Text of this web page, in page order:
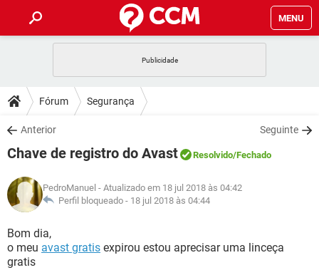
MENU
CELULAR
OUTLOOK
INSTAGRAM GMAIL
GUIA DE COMPRAS
DICAS
JOGOS
INSTAGRAM GMAIL
GUIA DE COMPRAS
DOWNLOADS
JOGOS WHATSAPP
CELULAR
OUTLOOK EXCEL
INSTAGRAM
GUIA DE COMPRAS
JOGOS WHATSAPP
CELULAR
OUTLOOK
INSTAGRAM
GLOSSÁRIO
JOGOS
CELULAR FACEBOOK
Fórum Segurança
Anterior Seguinte
Chave de registro do Avast Resolvido/Fechado
PedroManuel - Atualizado em 18 jul 2018 às 04:42
Perfil bloqueado - 18 jul 2018 às 04:44
Bom dia,
o meu avast gratis expirou estou aprecisar uma linceça
gratis